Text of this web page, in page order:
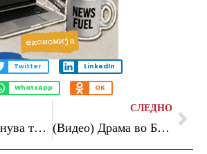
Twitter LinkedIn
WhatsApp OK
УЈП ја започнува третата фаза од проектот е-Фактура
СЛЕДНО
(Видео) Драма во Белград: Пожар избувна во амбасада